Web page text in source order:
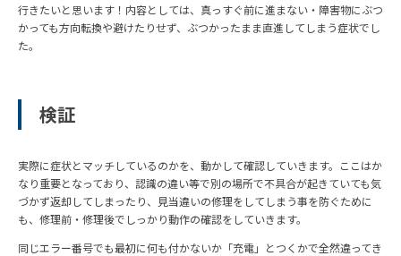
行きたいと思います！内容としては、真っすぐ前に進まない・障害物にぶつ
かっても方向転換や避けたりせず、ぶつかったまま直進してしまう症状でし
た。
検証
実際に症状とマッチしているのかを、動かして確認していきます。ここはか
なり重要となっており、認識の違い等で別の場所で不具合が起きていても気
づかず返却してしまったり、見当違いの修理をしてしまう事を防ぐために
も、修理前・修理後でしっかり動作の確認をしていきます。
同じエラー番号でも最初に何も付かないか「充電」とつくかで全然違ってき